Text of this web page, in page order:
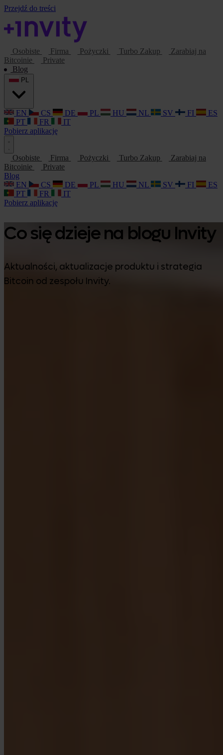
Przejdź do treści
Osobiste Firma Pożyczki Turbo Zakup
Zarabiaj na
Bitcoinie
Private
Blog
EN CS DE PL HU NL SV FI
ES
PT
FR
IT
Pobierz aplikację
Osobiste Firma Pożyczki Turbo Zakup
Zarabiaj na
Bitcoinie
Private
Blog
EN
CS DE PL HU NL SV FI
ES
PT
FR
IT
Pobierz aplikację
Co się dzieje na blogu Invity
Aktualności, aktualizacje produktu i strategia
Bitcoin od zespołu Invity.